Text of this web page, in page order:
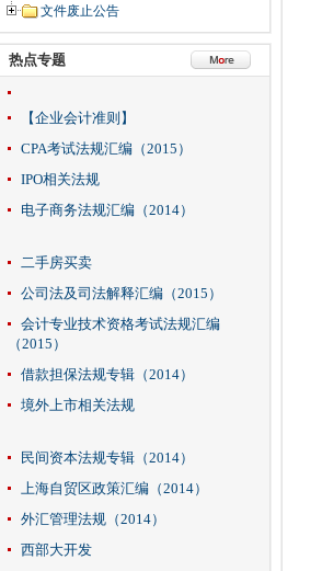
文件废止公告
热点专题
【企业会计准则】
CPA考试法规汇编（2015）
IPO相关法规
电子商务法规汇编（2014）
二手房买卖
公司法及司法解释汇编（2015）
会计专业技术资格考试法规汇编
（2015）
借款担保法规专辑（2014）
境外上市相关法规
民间资本法规专辑（2014）
上海自贸区政策汇编（2014）
外汇管理法规（2014）
西部大开发